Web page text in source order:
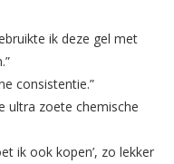
ik deze gel met
consistentie.”
ultra zoete chemische
ik ook kopen’, zo lekker